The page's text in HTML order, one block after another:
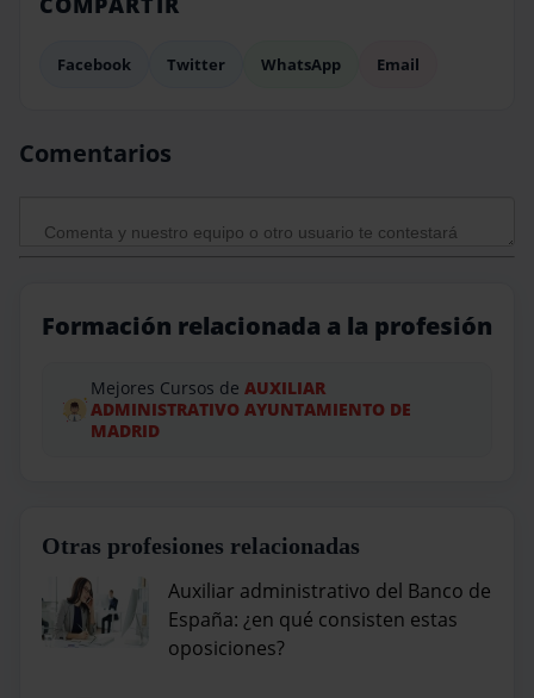
Facebook Twitter WhatsApp Email
Comentarios
Formación relacionada a la profesión
Mejores Cursos de AUXILIAR
ADMINISTRATIVO AYUNTAMIENTO DE
MADRID
Otras profesiones relacionadas
Auxiliar administrativo del Banco de
España: ¿en qué consisten estas
oposiciones?